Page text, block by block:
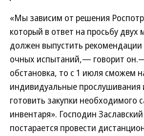
«Мы зависим от решения
который в ответ на просьбу двух
должен выпустить
очных испытаний,— говорит
обстановка, то с 1 июля сможем
индивидуальные прослушивания
готовить закупки необходимого
инвентаря». Господин
постарается провести